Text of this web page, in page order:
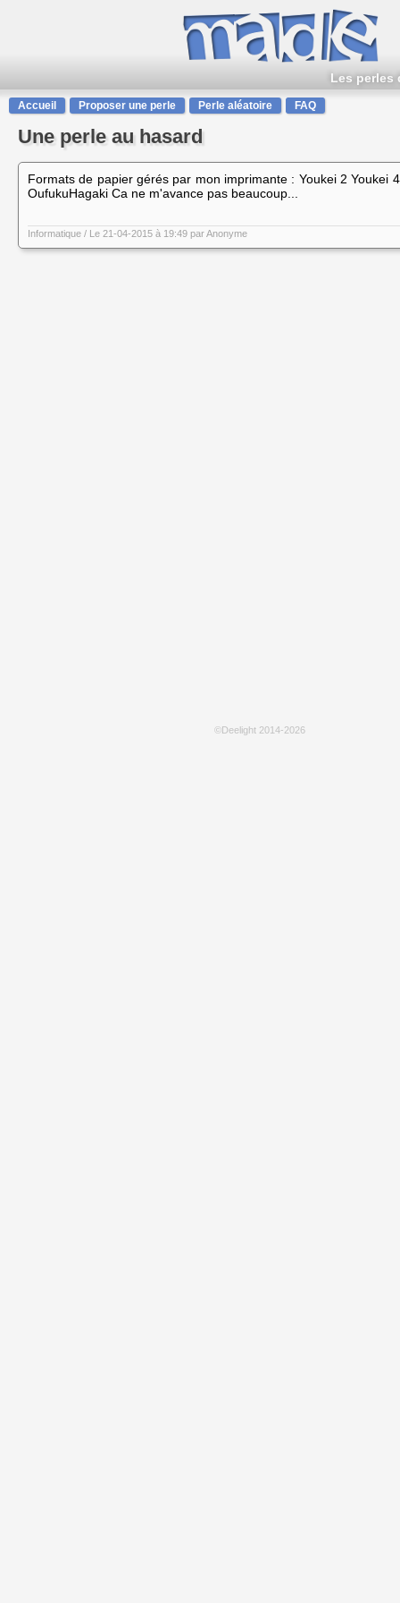
Les perles
Accueil Proposer une perle Perle aléatoire FAQ
Une perle au hasard
Formats de papier gérés par mon imprimante : Youkei 2 Youkei
OufukuHagaki Ca ne m'avance pas beaucoup...
Informatique / Le 21-04-2015 à 19:49 parAnonyme
©Deelight 2014-2026